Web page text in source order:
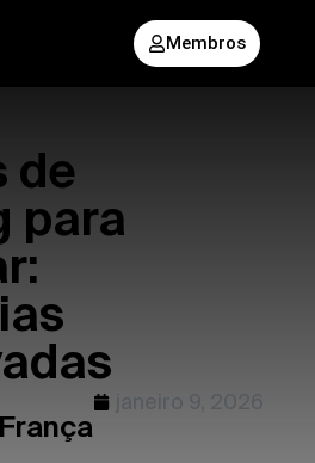
Membros
de
para
janeiro 9, 2026